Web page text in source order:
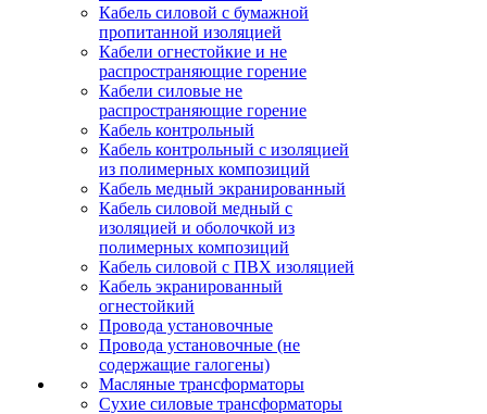
Кабель силовой с бумажной
пропитанной изоляцией
Кабели огнестойкие и не
распространяющие горение
Кабели силовые не
распространяющие горение
Кабель контрольный
Кабель контрольный с изоляцией
из полимерных композиций
Кабель медный экранированный
Кабель силовой медный с
изоляцией и оболочкой из
полимерных композиций
Кабель силовой с ПВХ изоляцией
Кабель экранированный
огнестойкий
Провода установочные
Провода установочные (не
содержащие галогены)
Масляные трансформаторы
Сухие силовые трансформаторы